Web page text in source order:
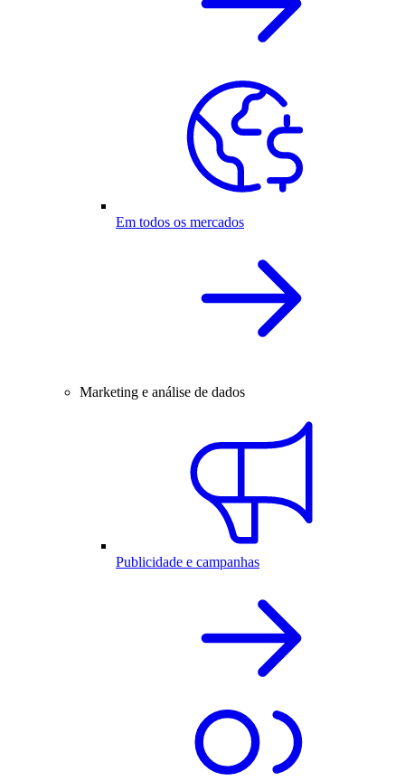
Em todos os mercados
Marketing e análise de dados
Publicidade e campanhas